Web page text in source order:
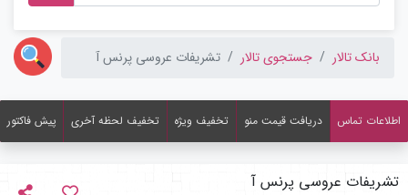
بانک تالار جستجوی تالار تشریفات عروسی پرنس آ
اطلاعات تماس دریافت قیمت منو تخفیف ویژه تخفیف لحظه آخری پیش فاکتور
تشریفات عروسی پرنس آ